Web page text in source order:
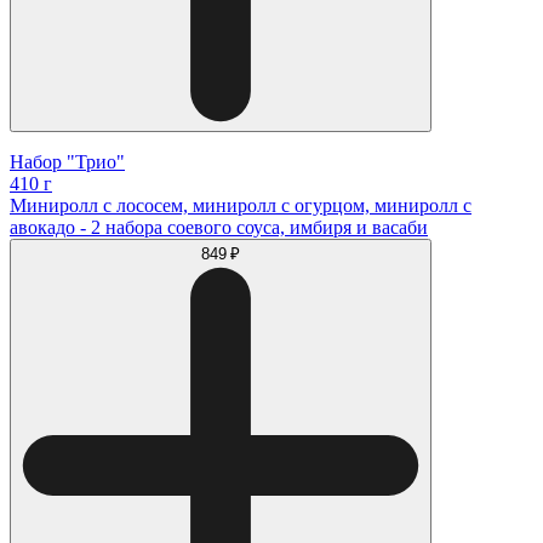
Набор "Трио"
410 г
Миниролл с лососем, миниролл с огурцом, миниролл с
авокадо - 2 набора соевого соуса, имбиря и васаби
849 ₽